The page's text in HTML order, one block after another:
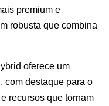
premium e
robusta que combina
oferece um
com destaque para o
recursos que tornam